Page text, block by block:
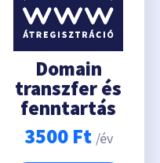
Domain
transzfer és
fenntartás
3500 Ft /év